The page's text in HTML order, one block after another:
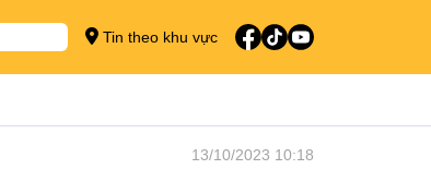
Tin theo khu vực
13/10/2023 10:18